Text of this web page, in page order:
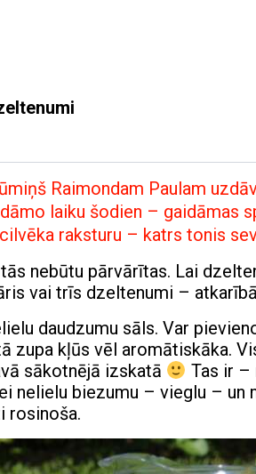
Raimondam Paulam
laiku šodien – gaidāmas
raksturu – katrs tonis
nebūtu pārvārītas. Lai
vai trīs dzeltenumi –
daudzumu sāls. Var
zupa kļūs vēl aromātiskāka.
sākotnējā izskatā
Tas ir –
nelielu biezumu – vieglu – un
rosinoša.